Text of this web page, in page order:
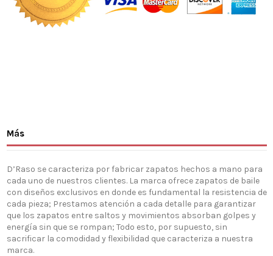
Más
D’Raso se caracteriza por fabricar zapatos hechos a mano para
cada uno de nuestros clientes. La marca ofrece zapatos de baile
con diseños exclusivos en donde es fundamental la resistencia de
cada pieza; Prestamos atención a cada detalle para garantizar
que los zapatos entre saltos y movimientos absorban golpes y
energía sin que se rompan; Todo esto, por supuesto, sin
sacrificar la comodidad y flexibilidad que caracteriza a nuestra
marca.